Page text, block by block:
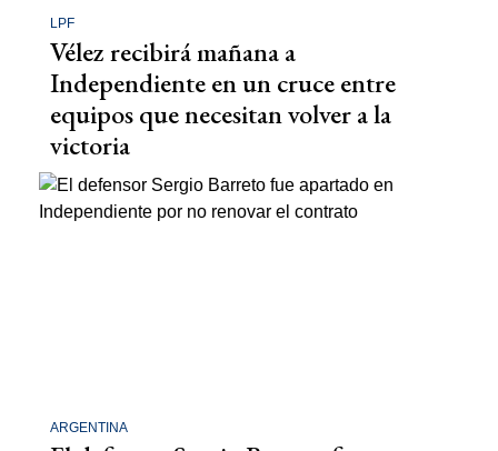
LPF
Vélez recibirá mañana a
Independiente en un cruce entre
equipos que necesitan volver a la
victoria
ARGENTINA